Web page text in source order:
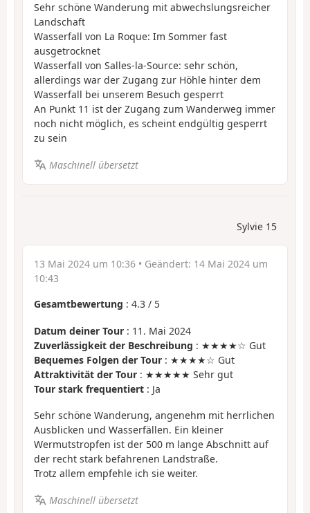
Sehr schöne Wanderung mit abwechslungsreicher
Landschaft
Wasserfall von La Roque: Im Sommer fast
ausgetrocknet
Wasserfall von Salles-la-Source: sehr schön,
allerdings war der Zugang zur Höhle hinter dem
Wasserfall bei unserem Besuch gesperrt
An Punkt 11 ist der Zugang zum Wanderweg immer
noch nicht möglich, es scheint endgültig gesperrt
zu sein
Maschinell übersetzt
Sylvie 15
13 Mai 2024 um 10:36 • Geändert: 14 Mai 2024 um
10:43
Gesamtbewertung : 4.3 / 5
Datum deiner Tour : 11. Mai 2024
Zuverlässigkeit der Beschreibung : ★★★★☆ Gut
Bequemes Folgen der Tour : ★★★★☆ Gut
Attraktivität der Tour : ★★★★★ Sehr gut
Tour stark frequentiert : Ja
Sehr schöne Wanderung, angenehm mit herrlichen
Ausblicken und Wasserfällen. Ein kleiner
Wermutstropfen ist der 500 m lange Abschnitt auf
der recht stark befahrenen Landstraße.
Trotz allem empfehle ich sie weiter.
Maschinell übersetzt